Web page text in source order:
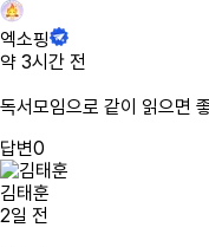
엑소핑
약 3시간 전
독서모임으로 같이 읽으면
답변0
김태훈
2일 전